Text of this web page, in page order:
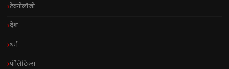
टेक्नोलॉजी
देश
धर्म
पॉलिटिक्स